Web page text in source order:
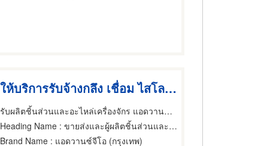
ให้บริการรับจ้างกลึง เชื่อม ไสโลหะ
รับผลิตชิ้นส่วนและอะไหล่เครื่องจักร แอดวานซ์จีโอ
Heading Name : ขายส่งและผู้ผลิตชิ้นส่วนและอะไหล่เครื่องจักรกล,โรงกลึง,ผู้รับจ้าง ผู้รับเหมากลึง
Brand Name : แอดวานซ์จีโอ (กรุงเทพ)